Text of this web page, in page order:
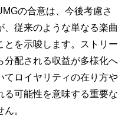
の合意は、今後考慮さ
従来のような単なる楽曲
とを示唆します。ストリー
分配される収益が多様化へ
てロイヤリティの在り方や
る可能性を意味する重要な
。